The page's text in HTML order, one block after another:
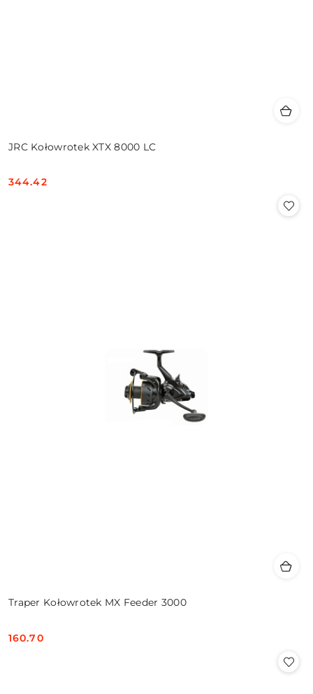
JRC Kołowrotek XTX 8000 LC
Cena:
344.42
Traper Kołowrotek MX Feeder 3000
Cena:
160.70